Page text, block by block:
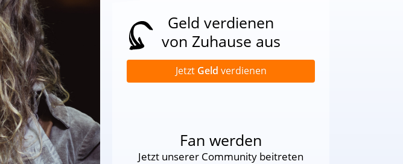
Geld verdienen
von Zuhause aus
Jetzt Geld verdienen
Fan werden
Jetzt unserer Community beitreten